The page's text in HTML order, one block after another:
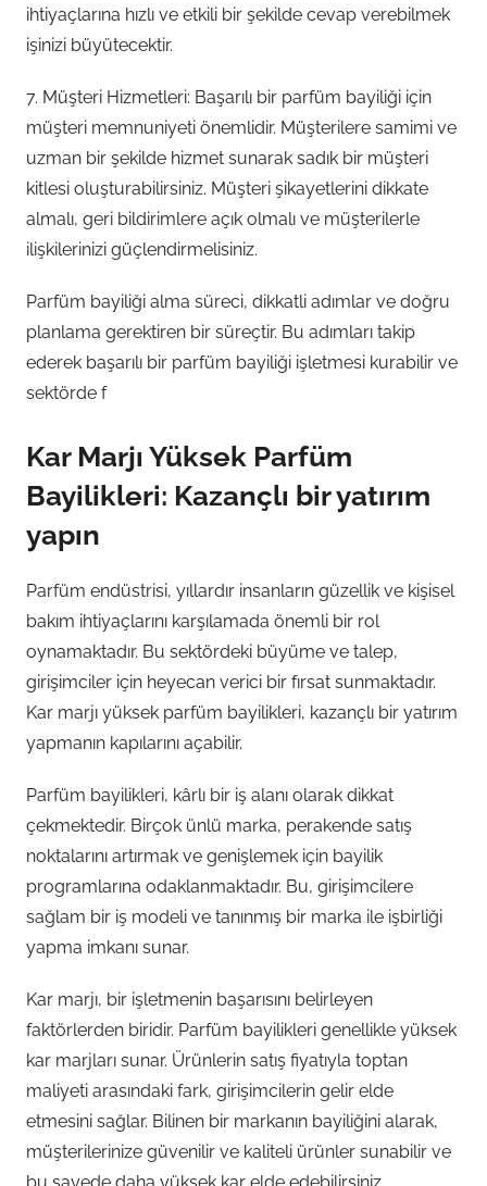
ihtiyaçlarına hızlı ve etkili bir şekilde cevap verebilmek
işinizi büyütecektir.
7. Müşteri Hizmetleri: Başarılı bir parfüm bayiliği için
müşteri memnuniyeti önemlidir. Müşterilere samimi ve
uzman bir şekilde hizmet sunarak sadık bir müşteri
kitlesi oluşturabilirsiniz. Müşteri şikayetlerini dikkate
almalı, geri bildirimlere açık olmalı ve müşterilerle
ilişkilerinizi güçlendirmelisiniz.
Parfüm bayiliği alma süreci, dikkatli adımlar ve doğru
planlama gerektiren bir süreçtir. Bu adımları takip
ederek başarılı bir parfüm bayiliği işletmesi kurabilir ve
sektörde f
Kar Marjı Yüksek Parfüm
Bayilikleri: Kazançlı bir yatırım
yapın
Parfüm endüstrisi, yıllardır insanların güzellik ve kişisel
bakım ihtiyaçlarını karşılamada önemli bir rol
oynamaktadır. Bu sektördeki büyüme ve talep,
girişimciler için heyecan verici bir fırsat sunmaktadır.
Kar marjı yüksek parfüm bayilikleri, kazançlı bir yatırım
yapmanın kapılarını açabilir.
Parfüm bayilikleri, kârlı bir iş alanı olarak dikkat
çekmektedir. Birçok ünlü marka, perakende satış
noktalarını artırmak ve genişlemek için bayilik
programlarına odaklanmaktadır. Bu, girişimcilere
sağlam bir iş modeli ve tanınmış bir marka ile işbirliği
yapma imkanı sunar.
Kar marjı, bir işletmenin başarısını belirleyen
faktörlerden biridir. Parfüm bayilikleri genellikle yüksek
kar marjları sunar. Ürünlerin satış fiyatıyla toptan
maliyeti arasındaki fark, girişimcilerin gelir elde
etmesini sağlar. Bilinen bir markanın bayiliğini alarak,
müşterilerinize güvenilir ve kaliteli ürünler sunabilir ve
bu sayede daha yüksek kar elde edebilirsiniz.